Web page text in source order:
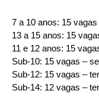
7 a 10 anos: 15
13 a 15 anos: 15
11 e 12 anos: 15
Sub-10: 15 vagas –
Sub-12: 15 vagas –
Sub-14: 12 vagas –